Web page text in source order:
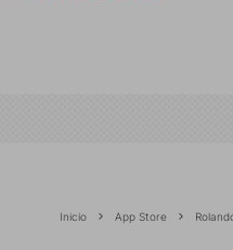
Inicio App Store